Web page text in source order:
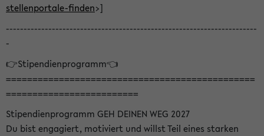
stellenportale-finden>]
-----------------------------------------------------------------------
-
👉Stipendienprogramm👈
===============================================
=========================
Stipendienprogramm GEH DEINEN WEG 2027
Du bist engagiert, motiviert und willst Teil eines starken